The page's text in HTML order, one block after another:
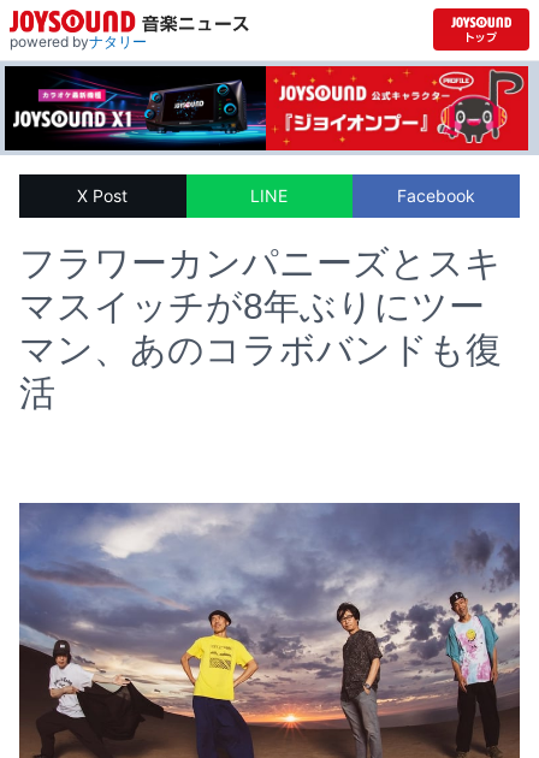
powered byナタリー
X Post LINE Facebook
フラワーカンパニーズとスキ
マスイッチが8年ぶりにツー
マン、あのコラボバンドも復
活